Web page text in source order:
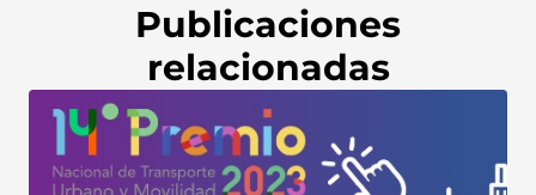
Publicaciones
relacionadas